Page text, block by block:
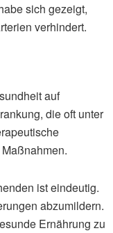
sich gezeigt,
verhindert.
auf
die oft unter
ist eindeutig.
abzumildern.
Ernährung zu